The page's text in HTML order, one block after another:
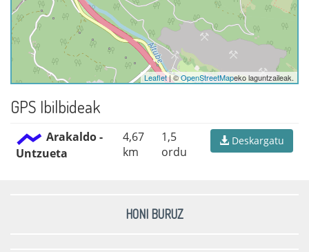
Leaflet| ©OpenStreetMapeko laguntzaileak.
GPS Ibilbideak
Arakaldo -
Untzueta
4,67
km
1,5
ordu
Deskargatu
HONI BURUZ